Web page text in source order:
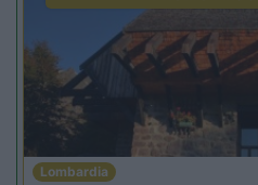
Lombardia